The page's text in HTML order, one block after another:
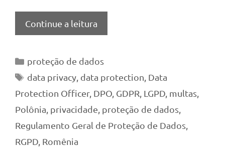
Continue a leitura
Categorias
proteção de dados
Tags
data privacy, data protection, Data
Protection Officer, DPO, GDPR, LGPD, multas,
Polônia, privacidade, proteção de dados,
Regulamento Geral de Proteção de Dados,
RGPD, Romênia